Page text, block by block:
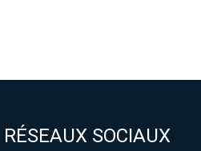
RÉSEAUX SOCIAUX